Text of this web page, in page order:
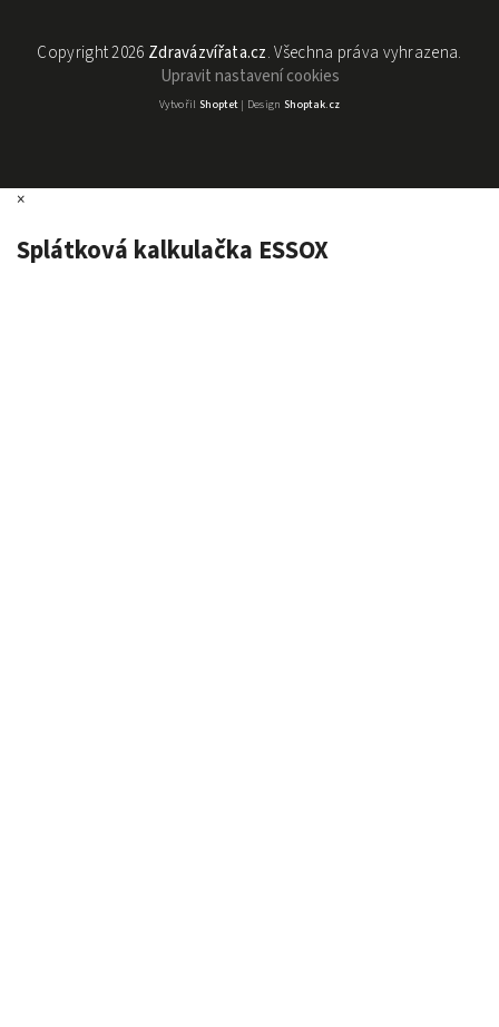
Copyright 2026 Zdravázvířata.cz. Všechna práva vyhrazena.
Upravit nastavení cookies
Vytvořil Shoptet| Design Shoptak.cz
×
Splátková kalkulačka ESSOX